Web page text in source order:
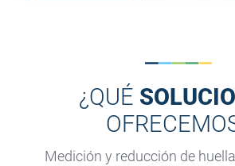
¿QUÉ
Medición y reducción de